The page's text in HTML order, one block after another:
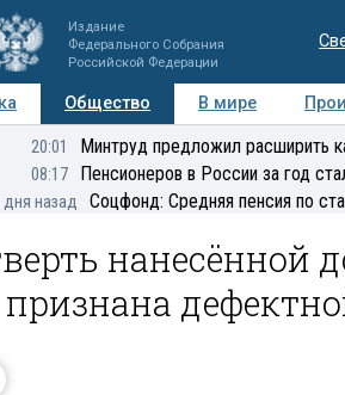
Издание
Федерального Собрания
Российской Федерации
Общество В мире
Мнения Регионы
20:01 Минтруд предложил расширить
08:17 Пенсионеров в России за год
назад Соцфонд: Средняя пенсия по
нанесённой